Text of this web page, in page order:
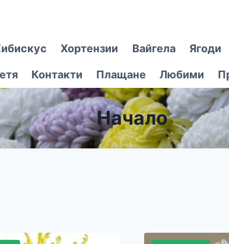
Хортензии Вайгела Ягоди
Контакти Плащане Любими
Начало